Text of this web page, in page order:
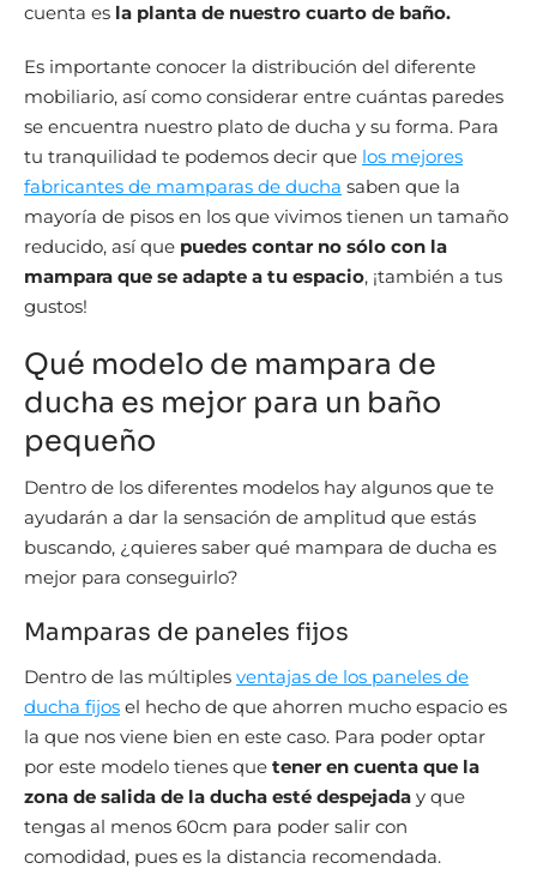
cuenta es la planta de nuestro cuarto de baño.
Es importante conocer la distribución del diferente
mobiliario, así como considerar entre cuántas paredes
se encuentra nuestro plato de ducha y su forma. Para
tu tranquilidad te podemos decir que los mejores
fabricantes de mamparas de ducha saben que la
mayoría de pisos en los que vivimos tienen un tamaño
reducido, así que puedes contar no sólo con la
mampara que se adapte a tu espacio, ¡también a tus
gustos!
Qué modelo de mampara de
ducha es mejor para un baño
pequeño
Dentro de los diferentes modelos hay algunos que te
ayudarán a dar la sensación de amplitud que estás
buscando, ¿quieres saber qué mampara de ducha es
mejor para conseguirlo?
Mamparas de paneles fijos
Dentro de las múltiples ventajas de los paneles de
ducha fijos el hecho de que ahorren mucho espacio es
la que nos viene bien en este caso. Para poder optar
por este modelo tienes que tener en cuenta que la
zona de salida de la ducha esté despejada y que
tengas al menos 60cm para poder salir con
comodidad, pues es la distancia recomendada.